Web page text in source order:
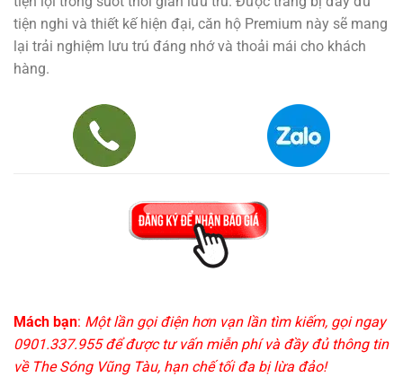
tiện nghi và thiết kế hiện đại, căn hộ Premium này sẽ mang
lại trải nghiệm lưu trú đáng nhớ và thoải mái cho khách
hàng.
Mách bạn: Một lần gọi điện hơn vạn lần tìm kiếm, gọi ngay
0901.337.955 để được tư vấn miễn phí và đầy đủ thông tin
về The Sóng Vũng Tàu, hạn chế tối đa bị lừa đảo!